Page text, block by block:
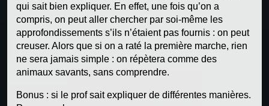
qui sait bien expliquer. En effet, une fois qu’on a
compris, on peut aller chercher par soi-même les
approfondissements s’ils n’étaient pas fournis : on peut
creuser. Alors que si on a raté la première marche, rien
ne sera jamais simple : on répètera comme des
animaux savants, sans comprendre.
Bonus : si le prof sait expliquer de différentes manières.